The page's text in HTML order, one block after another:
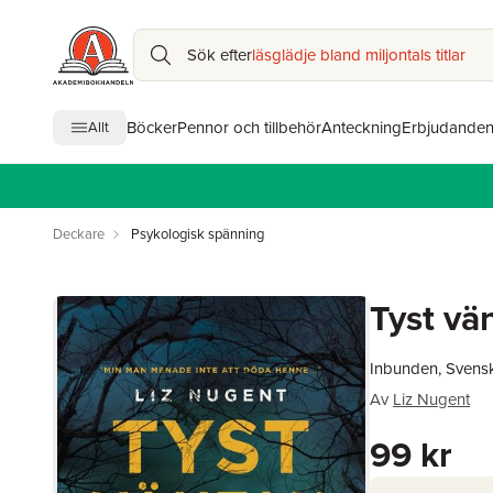
Sök efterläsglädje bland miljontals titlar
Allt BöckerPennor och tillbehörAnteckningErbjudanden
Deckare Psykologisk spänning
Tyst
Inbunden,
Av Liz Nugent
99 kr